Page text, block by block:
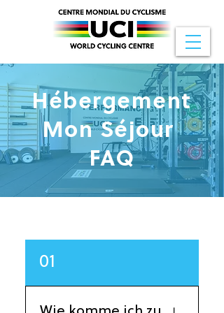
Hébergement
Mon Séjour
FAQ
01